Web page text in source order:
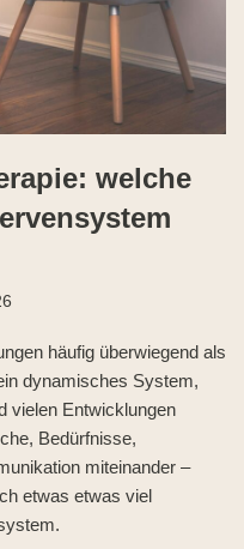
welche
häufig überwiegend als
dynamisches System,
vielen Entwicklungen
Bedürfnisse,
miteinander –
etwas etwas viel